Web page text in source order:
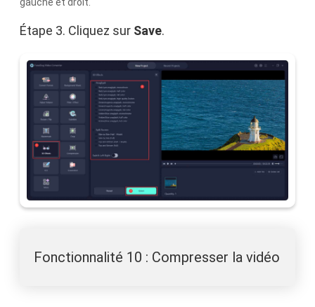
Étape 3. Cliquez sur Save.
Fonctionnalité 10 : Compresser la vidéo